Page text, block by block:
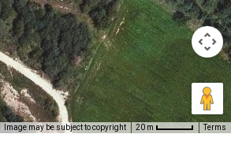
Image may be subject to copyright 20 m Terms